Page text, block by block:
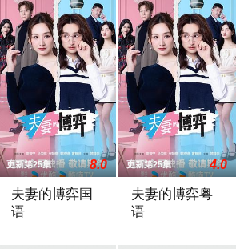
更新第25集 8.0
夫妻的博弈国
语
更新第25集 4.0
夫妻的博弈粤
语